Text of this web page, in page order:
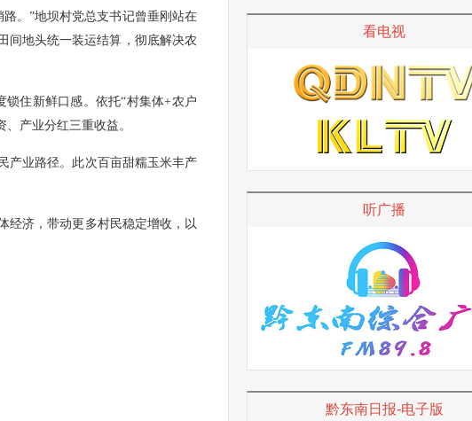
。”地坝村党总支书记曾垂刚站在
间地头统一装运结算，彻底解决农
住新鲜口感。依托“村集体+农户
产业分红三重收益。
产业路径。此次百亩甜糯玉米丰产
经济，带动更多村民稳定增收，以
看电视
听广播
黔东南日报-电子版